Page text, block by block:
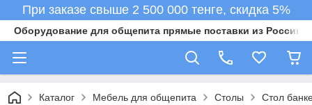
При заказе свыше 2 500 000 тенге, скидка 5%
Оборудование для общепита прямые поставки из России в
Каталог Мебель для общепита Столы Стол